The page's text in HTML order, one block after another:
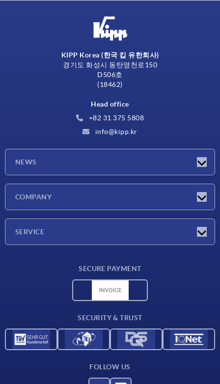
KIPP Korea (한국 킵 유한회사)
경기도 화성시 동탄영천로150
D506호
(18462)
Head office
+82 31 375 5808
info@kipp.kr
NEWS
COMPANY
SERVICE
SECURE PAYMENT
SECURITY & TRUST
FOLLOW US